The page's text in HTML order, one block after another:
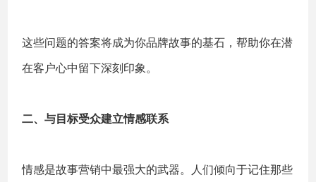
这些问题的答案将成为你品牌故事的基石，帮助你在潜
在客户心中留下深刻印象。
二、与目标受众建立情感联系
情感是故事营销中最强大的武器。人们倾向于记住那些